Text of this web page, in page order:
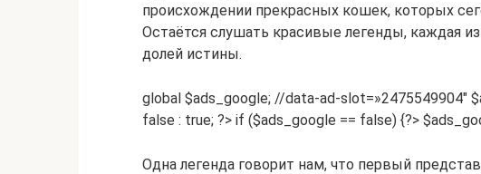
происхождении прекрасных кошек, которых
Остаётся слушать красивые легенды, каждая
долей истины.
global $ads_google; //data-ad-slot=»2475549904″
false : true; ?> if ($ads_google == false) {?>
Одна легенда говорит нам, что первый